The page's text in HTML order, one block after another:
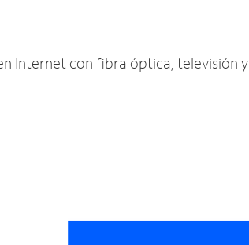
Internet con fibra óptica, televisión y